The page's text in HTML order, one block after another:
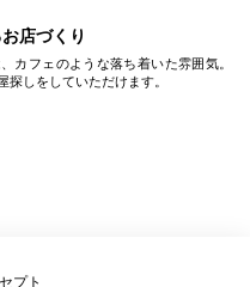
店づくり
カフェのような落ち着いた雰囲気。
探しをしていただけます。
プト